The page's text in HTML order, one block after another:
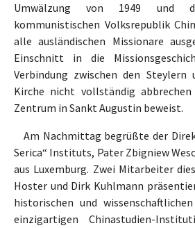
Umwälzung von 1949 und
kommunistischen Volksrepublik
alle ausländischen Missionare
Einschnitt in die
Verbindung zwischen den Steylern
Kirche nicht vollständig
Zentrum in Sankt Augustin beweist.
Am Nachmittag begrüßte der
Serica“ Instituts, Pater Zbigniew
aus Luxemburg. Zwei Mitarbeiter
Hoster und Dirk Kuhlmann
historischen und
einzigartigen Chinastudien-